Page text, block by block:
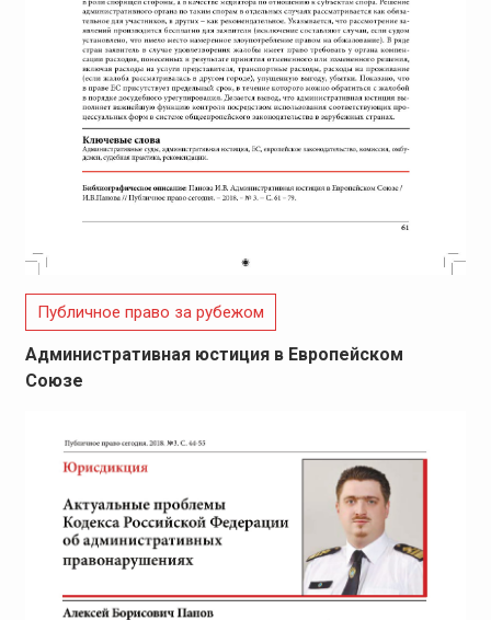
Публичное право за рубежом
Административная юстиция в Европейском
Союзе